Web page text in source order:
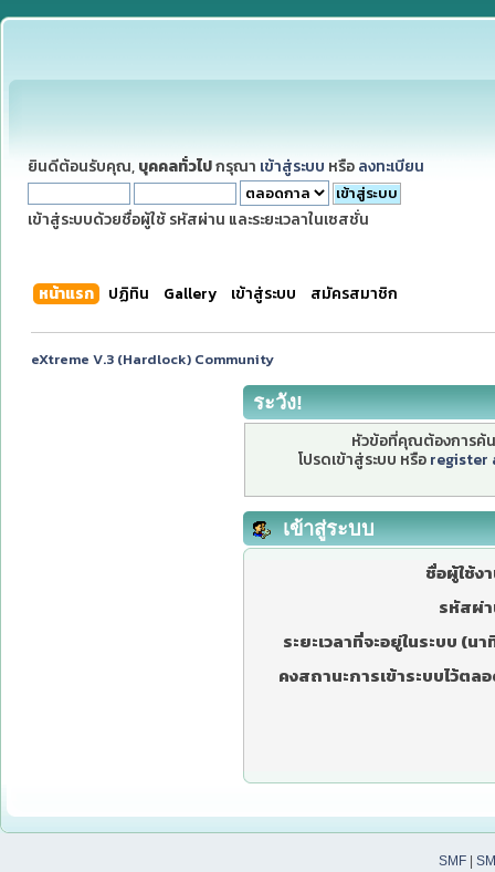
ยินดีต้อนรับคุณ, บุคคลทั่วไปกรุณา เข้าสู่ระบบ หรือ ลงทะเบียน
เข้าสู่ระบบด้วยชื่อผู้ใช้ รหัสผ่าน และระยะเวลาในเซสชั่น
หน้าแรก ปฏิทิน Gallery เข้าสู่ระบบ สมัครสมาชิก
eXtreme V.3 (Hardlock) Community
ระวัง!
หัวข้อที่คุณต้องการค้
โปรดเข้าสู่ระบบ หรือ register
เข้าสู่ระบบ
ชื่อผู้ใช้ง
รหัสผ่
ระยะเวลาที่จะอยู่ในระบบ (นา
คงสถานะการเข้าระบบไว้ตล
SMF|